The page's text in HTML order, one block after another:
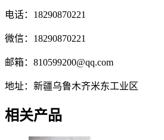
电话：18290870221
微信：18290870221
邮箱：810599200@qq.com
地址：新疆乌鲁木齐米东工业区
相关产品